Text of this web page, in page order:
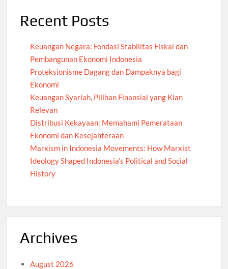
Recent Posts
Keuangan Negara: Fondasi Stabilitas Fiskal dan
Pembangunan Ekonomi Indonesia
Proteksionisme Dagang dan Dampaknya bagi
Ekonomi
Keuangan Syariah, Pilihan Finansial yang Kian
Relevan
Distribusi Kekayaan: Memahami Pemerataan
Ekonomi dan Kesejahteraan
Marxism in Indonesia Movements: How Marxist
Ideology Shaped Indonesia’s Political and Social
History
Archives
August 2026